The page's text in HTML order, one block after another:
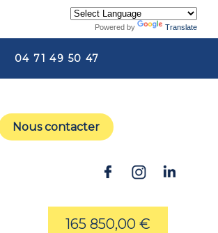
Powered by Translate
04 71 49 50 47
Nous contacter
165 850,00 €